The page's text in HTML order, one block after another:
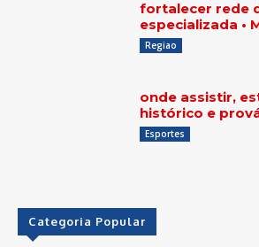
fortalecer rede
especializada •
Regiao
onde assistir,
histórico e
Esportes
Categoria Popular